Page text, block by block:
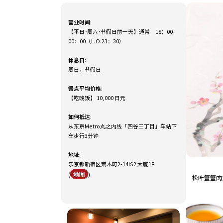
营业时间:
【平日･周六･节假日前一天】通常 18：00-
00：00（L.O.23：30）
休息日:
周日，节假日
餐点平均价格:
【吃晚饭】 10,000 日元
如何抵达:
从东京Metro丸之内线「四谷三丁目」车站下
车步行3分钟
地址:
东京都新宿区荒木町2-14IS2 大厦1F
( 地图 ) 松叶蟹蟹